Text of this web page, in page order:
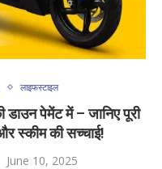
लाइफस्टाइल
डाउन पेमेंट में – जानिए पूरी
स्कीम की सच्चाई!
June 10, 2025